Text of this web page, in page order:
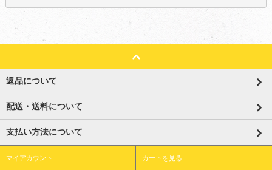
返品について
配送・送料について
支払い方法について
マイアカウント カートを見る